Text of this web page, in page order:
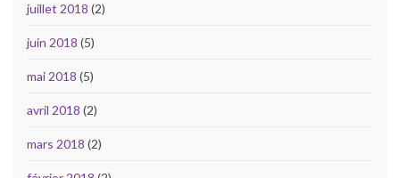
juillet 2018 (2)
juin 2018 (5)
mai 2018 (5)
avril 2018 (2)
mars 2018 (2)